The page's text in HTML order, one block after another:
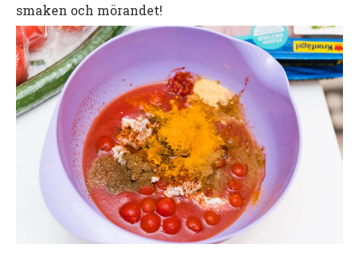
smaken och mörandet!